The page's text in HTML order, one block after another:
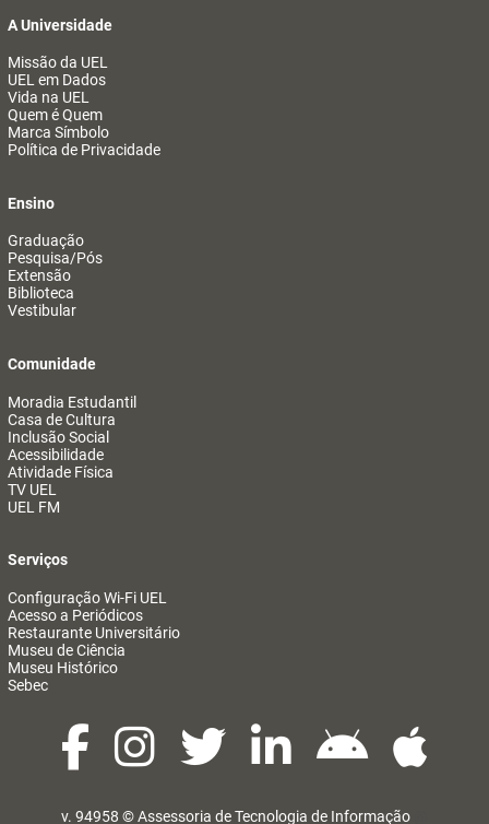
A Universidade
Missão da UEL
UEL em Dados
Vida na UEL
Quem é Quem
Marca Símbolo
Política de Privacidade
Ensino
Graduação
Pesquisa/Pós
Extensão
Biblioteca
Vestibular
Comunidade
Moradia Estudantil
Casa de Cultura
Inclusão Social
Acessibilidade
Atividade Física
TV UEL
UEL FM
Serviços
Configuração Wi-Fi UEL
Acesso a Periódicos
Restaurante Universitário
Museu de Ciência
Museu Histórico
Sebec
v. 94958 ©Assessoria de Tecnologia de Informação